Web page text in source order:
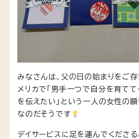
みなさんは、父の日の始まりをご
メリカで「男手一つで自分を育て
を伝えたい」という一人の女性の
なのだそうです
デイサービスに足を運んでくださ